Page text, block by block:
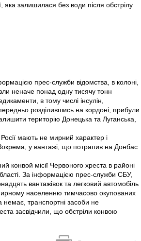
яка залишилася без води після обстрілу
прес-служби відомства, в колоні,
неначе понад одну тисячу тонн
в тому числі інсулін,
розділившись на кордоні, прибули
територію Донецька та Луганська,
мають не мирний характер і
у вантажі, що потрапив на Донбас
конвой місії Червоного хреста в районі
За інформацією прес-служби СБУ,
вантажівок та легковий автомобіль
населенню тимчасово окупованих
немає, транспортні засоби не
засвідчили, що обстріли конвою